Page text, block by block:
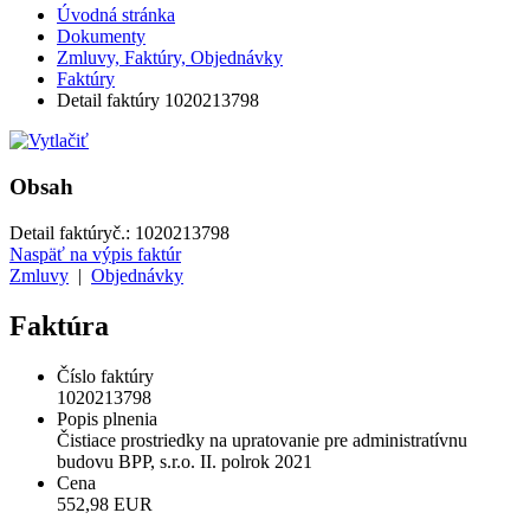
Úvodná stránka
Dokumenty
Zmluvy, Faktúry, Objednávky
Faktúry
Detail faktúry 1020213798
Obsah
Detail faktúryč.: 1020213798
Naspäť na výpis faktúr
Zmluvy | Objednávky
Faktúra
Číslo faktúry
1020213798
Popis plnenia
Čistiace prostriedky na upratovanie pre administratívnu
budovu BPP, s.r.o. II. polrok 2021
Cena
552,98 EUR